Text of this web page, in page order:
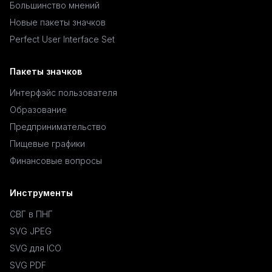
Большинство мнений
Новые пакеты значков
Perfect User Interface Set
Пакеты значков
Интерфэйс пользователя
Образование
Предпринимательство
Пищевые графики
Финансовые вопросы
Инструменты
СВГ в ПНГ
SVG JPEG
SVG для ICO
SVG PDF